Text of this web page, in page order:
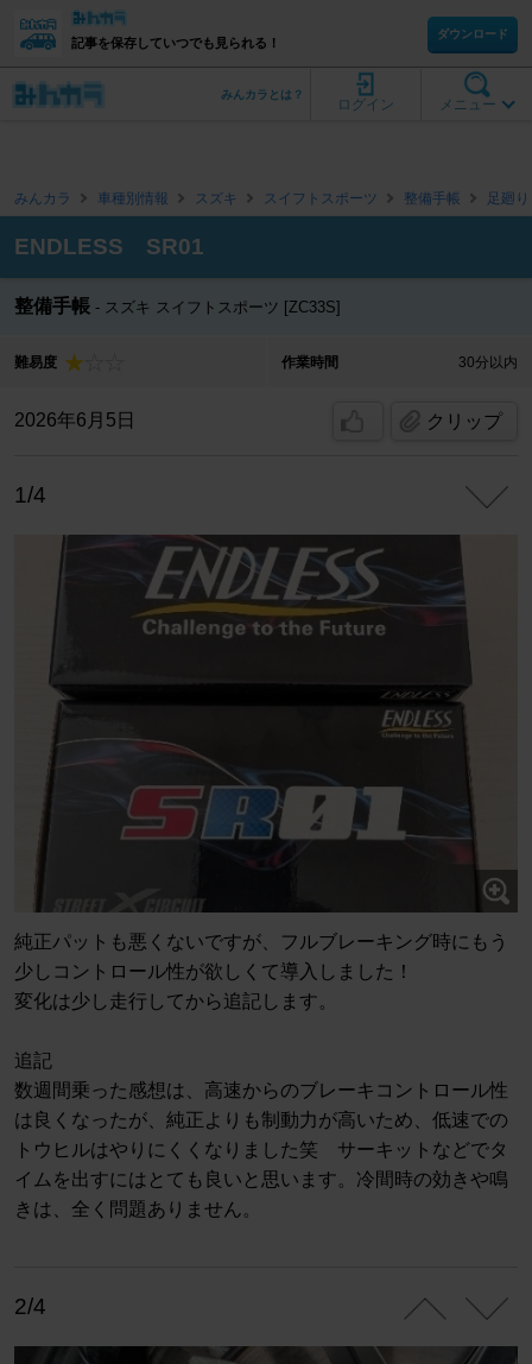
記事を保存していつでも見られる！
ダウンロード
メニュー
ログイン
みんカラとは？
みんカラ 車種別情報 スズキ スイフトスポーツ 整備手帳 足廻り
ENDLESS SR01
整備手帳 スズキ スイフトスポーツ [ZC33S]
難易度 作業時間 30分以内
2026年6月5日 クリップ
1/4
純正パットも悪くないですが、フルブレーキング時にもう
少しコントロール性が欲しくて導入しました！
変化は少し走行してから追記します。
追記
数週間乗った感想は、高速からのブレーキコントロール性
は良くなったが、純正よりも制動力が高いため、低速での
トウヒルはやりにくくなりました笑 サーキットなどでタ
イムを出すにはとても良いと思います。冷間時の効きや鳴
きは、全く問題ありません。
2/4